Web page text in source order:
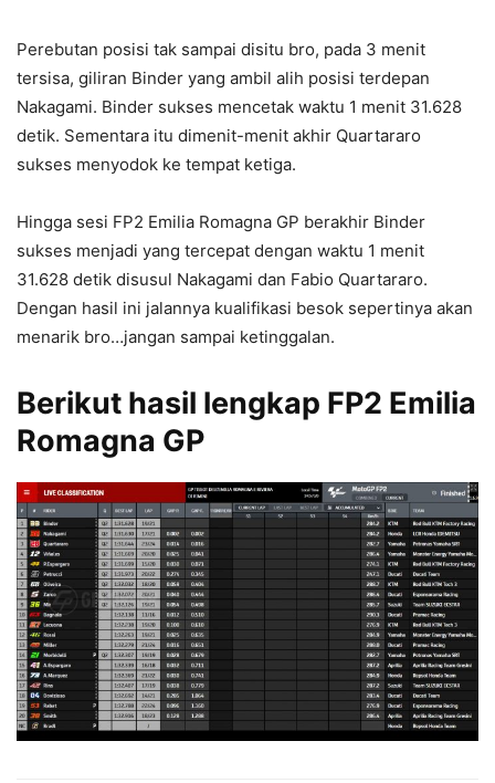
Perebutan posisi tak sampai disitu bro, pada 3 menit
tersisa, giliran Binder yang ambil alih posisi terdepan
Nakagami. Binder sukses mencetak waktu 1 menit 31.628
detik. Sementara itu dimenit-menit akhir Quartararo
sukses menyodok ke tempat ketiga.
Hingga sesi FP2 Emilia Romagna GP berakhir Binder
sukses menjadi yang tercepat dengan waktu 1 menit
31.628 detik disusul Nakagami dan Fabio Quartararo.
Dengan hasil ini jalannya kualifikasi besok sepertinya akan
menarik bro…jangan sampai ketinggalan.
Berikut hasil lengkap FP2 Emilia
Romagna GP